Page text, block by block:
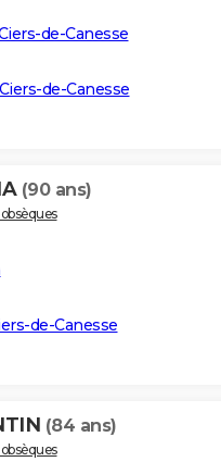
de-Canesse
de-Canesse
(90 ans)
de-Canesse
(84 ans)